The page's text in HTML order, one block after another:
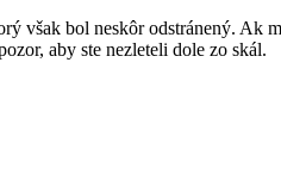
však bol neskôr odstránený. Ak
aby ste nezleteli dole zo skál.